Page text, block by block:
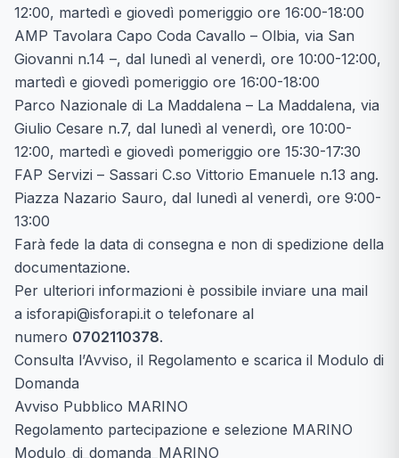
12:00, martedì e giovedì pomeriggio ore 16:00-18:00
AMP Tavolara Capo Coda Cavallo – Olbia, via San
Giovanni n.14 –, dal lunedì al venerdì, ore 10:00-12:00,
martedì e giovedì pomeriggio ore 16:00-18:00
Parco Nazionale di La Maddalena – La Maddalena, via
Giulio Cesare n.7, dal lunedì al venerdì, ore 10:00-
12:00, martedì e giovedì pomeriggio ore 15:30-17:30
FAP Servizi – Sassari C.so Vittorio Emanuele n.13 ang.
Piazza Nazario Sauro, dal lunedì al venerdì, ore 9:00-
13:00
Farà fede la data di consegna e non di spedizione della
documentazione.
Per ulteriori informazioni è possibile inviare una mail
a isforapi@isforapi.it o telefonare al
numero 0702110378.
Consulta l’Avviso, il Regolamento e scarica il Modulo di
Domanda
Avviso Pubblico MARINO
Regolamento partecipazione e selezione MARINO
Modulo_di_domanda_MARINO